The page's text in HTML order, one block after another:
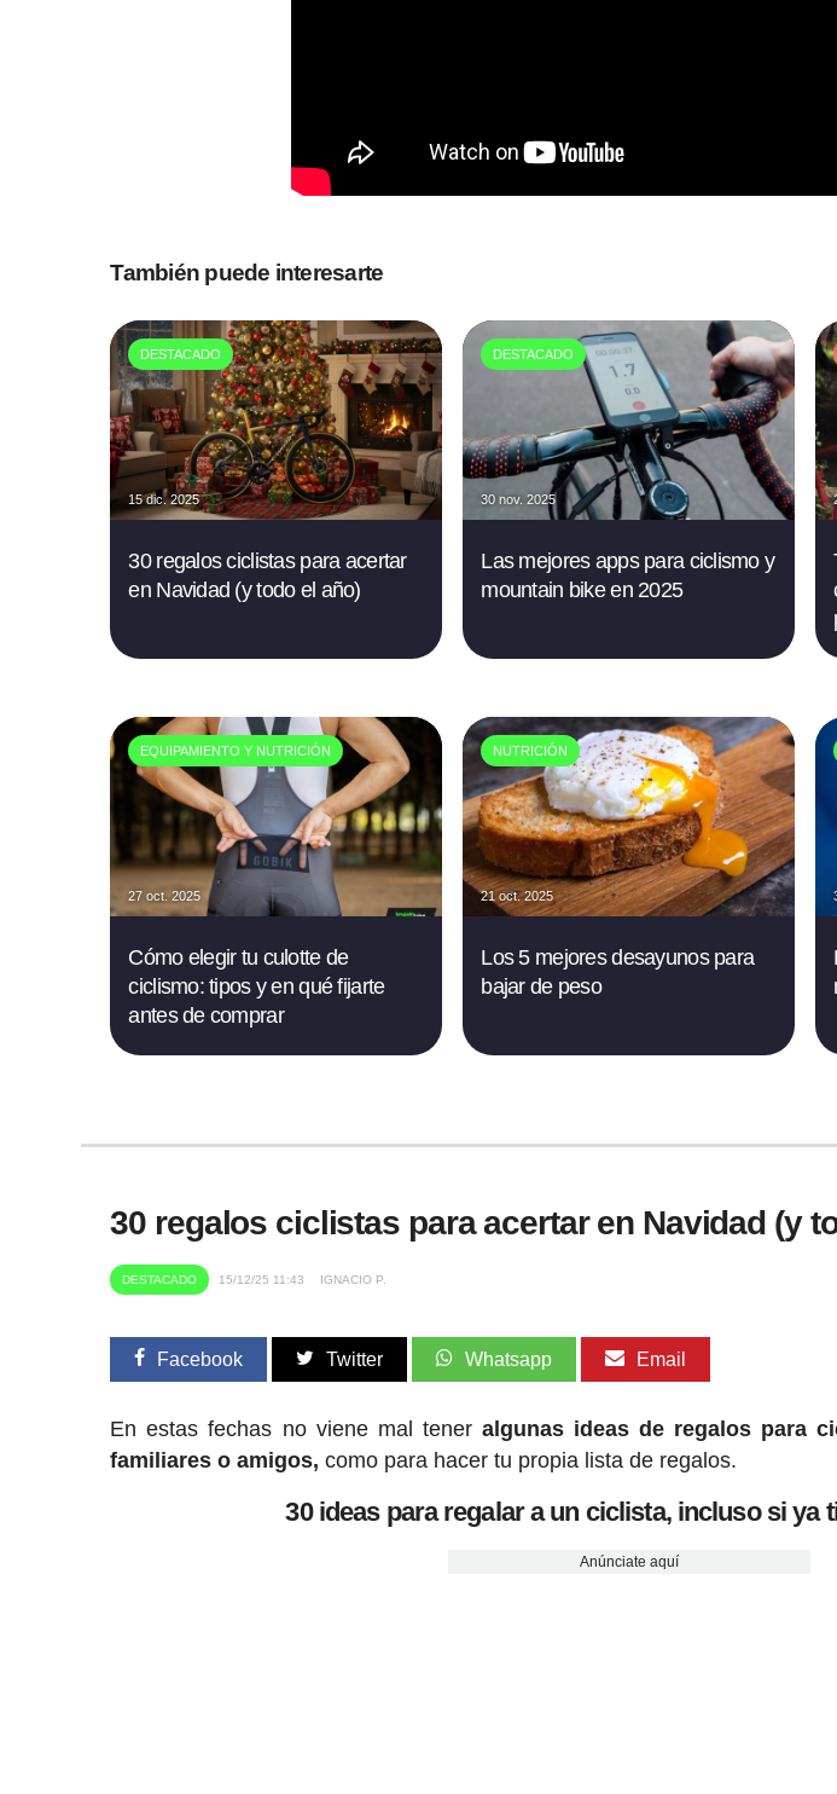
También puede interesarte
DESTACADO
15 dic. 2025
30 regalos ciclistas para acertar
en Navidad (y todo el año)
DESTACADO
30 nov. 2025
Las mejores apps para ciclismo y
mountain bike en 2025
EQUIPAMIENTO Y NUTRICIÓN
27 oct. 2025
Cómo elegir tu culotte de
ciclismo: tipos y en qué fijarte
antes de comprar
NUTRICIÓN
21 oct. 2025
Los 5 mejores desayunos para
bajar de peso
30 regalos ciclistas para acertar en Navidad (y
DESTACADO 15/12/25 11:43 IGNACIO P.
Facebook Twitter Whatsapp Email
En estas fechas no viene mal teneralgunas ideas de regalos para
familiares o amigos,como para hacer tu propia lista de regalos.
30 ideas para regalar a un ciclista, incluso si ya
Anúnciate aquí